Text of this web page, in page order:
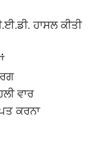
ਹਾਸਲ ਕੀਤੀ
ਵਾਰ
ਕਰਨਾ